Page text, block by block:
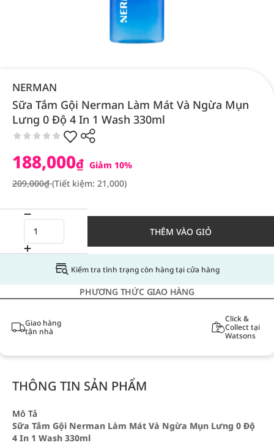
NERMAN
Sữa Tắm Gội Nerman Làm Mát Và Ngừa Mụn
Lưng 0 Độ 4 In 1 Wash 330ml
188,000₫ Giảm 10%
209,000₫(Tiết kiệm: 21,000)
THÊM VÀO GIỎ
Kiểm tra tình trạng còn hàng tại cửa hàng
PHƯƠNG THỨC GIAO HÀNG
Giao hàng
tận nhà
Click &
Collect tại
Watsons
THÔNG TIN SẢN PHẨM
Mô Tả
Sữa Tắm Gội Nerman Làm Mát Và Ngừa Mụn Lưng 0 Độ
4 In 1 Wash 330ml